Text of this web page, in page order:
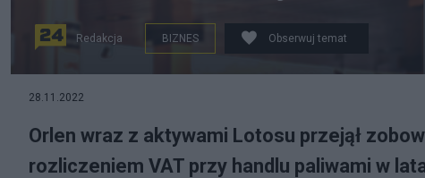
Redakcja BIZNES Obserwuj temat
28.11.2022
Orlen wraz z aktywami Lotosu przejął
rozliczeniem VAT przy handlu paliwami w